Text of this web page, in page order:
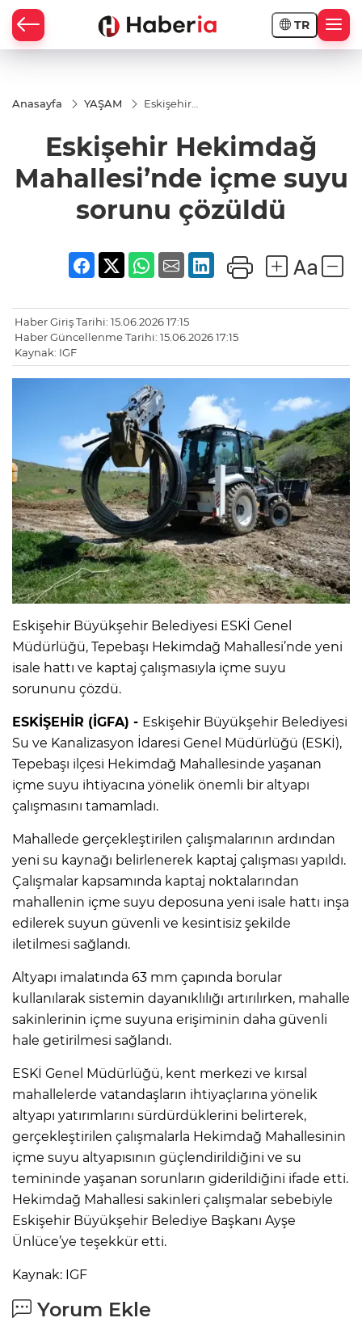
TR
Anasayfa YAŞAM
Eskişehir
içme suyu
sorunu
çözüldü
Eskişehir Hekimdağ
Mahallesi’nde içme suyu
sorunu çözüldü
Haber Giriş Tarihi: 15.06.2026 17:15
Haber Güncellenme Tarihi: 15.06.2026 17:15
Kaynak: IGF
Eskişehir Büyükşehir Belediyesi ESKİ Genel
Müdürlüğü, Tepebaşı Hekimdağ Mahallesi’nde yeni
isale hattı ve kaptaj çalışmasıyla içme suyu
sorununu çözdü.
ESKİŞEHİR (İGFA) - Eskişehir Büyükşehir Belediyesi
Su ve Kanalizasyon İdaresi Genel Müdürlüğü (ESKİ),
Tepebaşı ilçesi Hekimdağ Mahallesinde yaşanan
içme suyu ihtiyacına yönelik önemli bir altyapı
çalışmasını tamamladı.
Mahallede gerçekleştirilen çalışmalarının ardından
yeni su kaynağı belirlenerek kaptaj çalışması yapıldı.
Çalışmalar kapsamında kaptaj noktalarından
mahallenin içme suyu deposuna yeni isale hattı inşa
edilerek suyun güvenli ve kesintisiz şekilde
iletilmesi sağlandı.
Altyapı imalatında 63 mm çapında borular
kullanılarak sistemin dayanıklılığı artırılırken, mahalle
sakinlerinin içme suyuna erişiminin daha güvenli
hale getirilmesi sağlandı.
ESKİ Genel Müdürlüğü, kent merkezi ve kırsal
mahallelerde vatandaşların ihtiyaçlarına yönelik
altyapı yatırımlarını sürdürdüklerini belirterek,
gerçekleştirilen çalışmalarla Hekimdağ Mahallesinin
içme suyu altyapısının güçlendirildiğini ve su
temininde yaşanan sorunların giderildiğini ifade etti.
Hekimdağ Mahallesi sakinleri çalışmalar sebebiyle
Eskişehir Büyükşehir Belediye Başkanı Ayşe
Ünlüce’ye teşekkür etti.
Kaynak: IGF
Yorum Ekle